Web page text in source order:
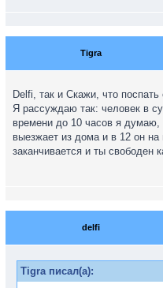
Tigra
Delfi, так и Скажи, что поспать
Я рассуждаю так: человек в
времени до 10 часов я думаю,
выезжает из дома и в 12 он на
заканчивается и ты свободен
delfi
Tigra писал(а):